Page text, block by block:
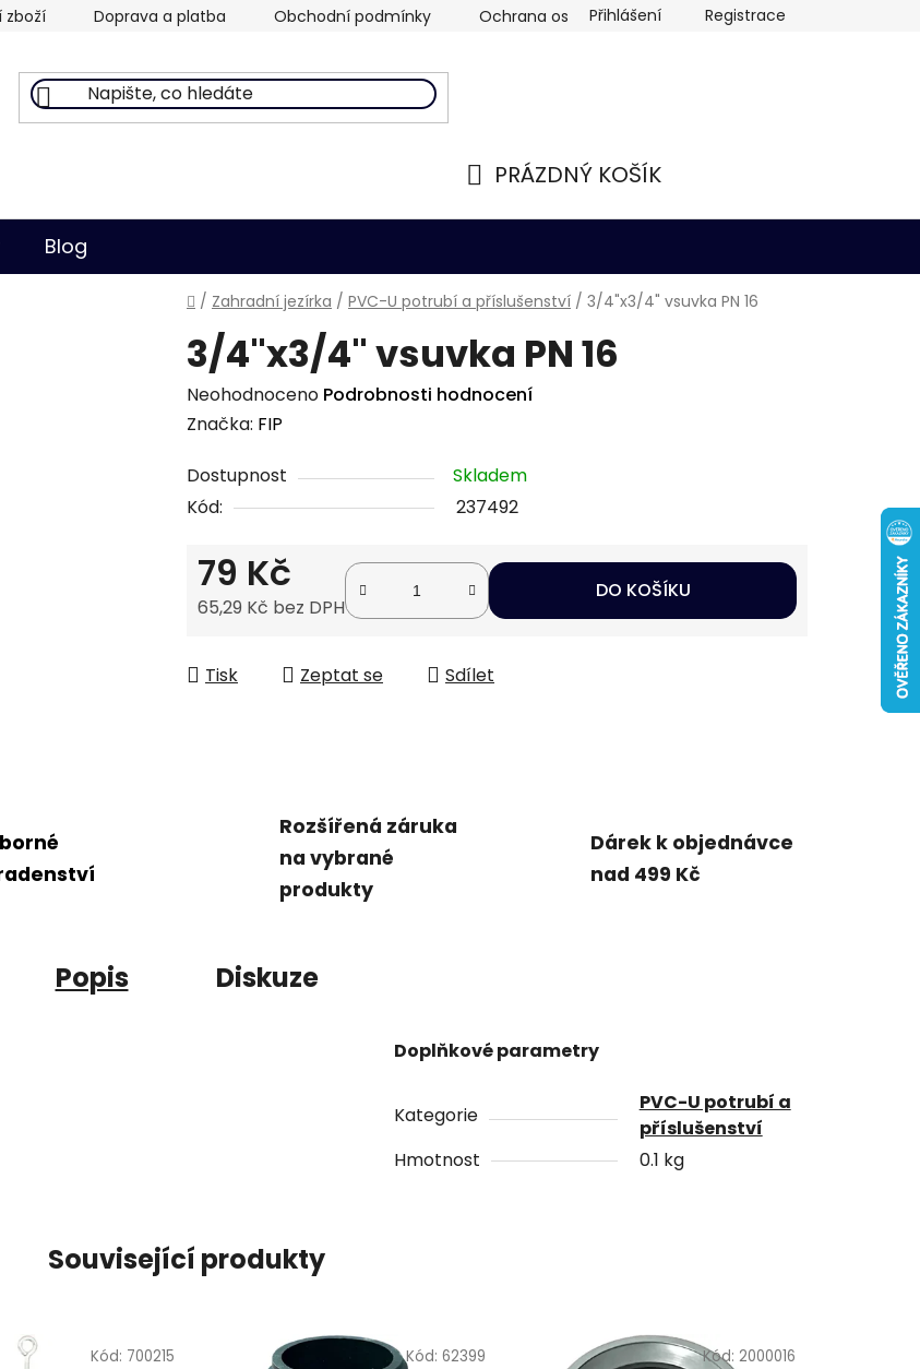
zboží Doprava a platba Obchodní podmínky Ochrana osobních údajů
Přihlášení Registrace
PRÁZDNÝ KOŠÍK
Blog
Domů
/ Zahradní jezírka / PVC-U potrubí a příslušenství / 3/4"x3/4" vsuvka PN 16
3/4"x3/4" vsuvka PN 16
Průměrné
hodnocení
je
0,0
hvězdiček.
Neohodnoceno Podrobnosti hodnocení
Značka: FIP
Dostupnost
Skladem
Kód:
237492
79 Kč
65,29 Kč bez DPH
DO KOŠÍKU
Tisk Zeptat se Sdílet
Rozšířená záruka
na vybrané
produkty
Dárek k objednávce
nad 499 Kč
Popis Diskuze
Doplňkové parametry
Kategorie
PVC-U potrubí a
příslušenství
Hmotnost
0.1 kg
Související produkty
Kód: 700215 Kód: 62399 Kód: 2000016